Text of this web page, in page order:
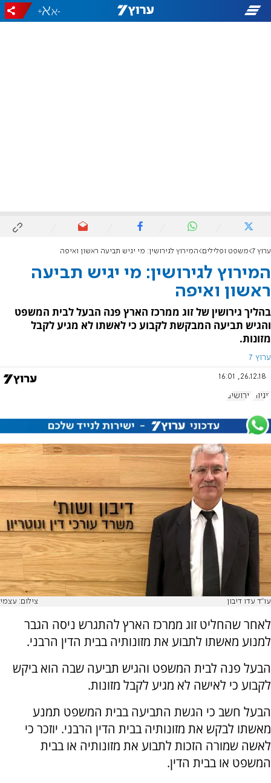
-
+
ערוץ 7 משפט ופלילים המירוץ לגירושין: מי יגיש תביעה ראשון ואיפה
המירוץ לגירושין: מי יגיש תביעה
ראשון ואיפה
בהליך גירושין של זוג ממרכז הארץ פנה הבעל לבית המשפט
והגיש תביעה המבקשת לקבוע כי לאשתו לא מגיע לקבל
מזונות.
ערוץ 7
26.12.18, 16:01
זוגיות גירושים
עו"ד עדו דיבון צילום: עצמי
לאחר שהחליט זוג ממרכז הארץ להתגרש ניסה הגבר
למנוע מאשתו לתבוע את מזונותיה בבית הדין הרבני.
הבעל פנה לבית המשפט והגיש תביעה שבה הוא ביקש
לקבוע כי לאישה לא מגיע לקבל מזונות.
הבעל חשב כי הגשת התביעה בבית המשפט תמנע
מאשתו לבקש את מזונותיה בבית הדין הרבני. יוזכר כי
לאשה שמורה הזכות לתבוע את מזונותיה או בבית
המשפט או בבית הדין.